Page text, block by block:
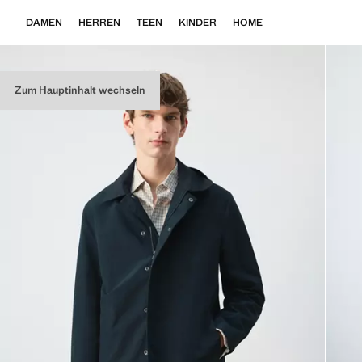
Zum Hauptinhalt wechseln
DAMEN HERREN TEEN KINDER HOME